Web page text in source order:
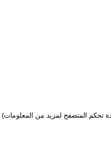
تحكم المتصفح لمزيد من المعلومات)